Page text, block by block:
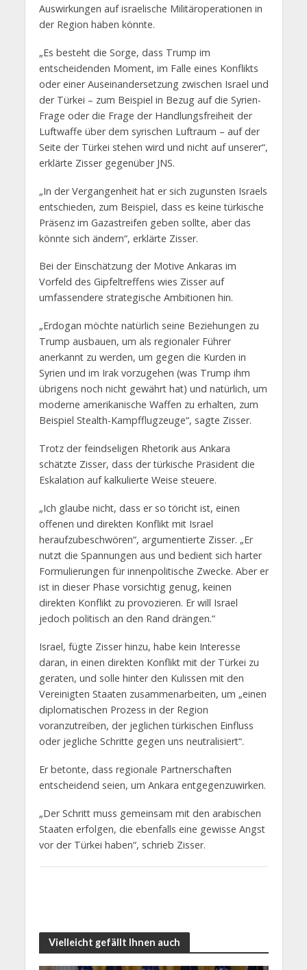
Auswirkungen auf israelische Militäroperationen in
der Region haben könnte.
„Es besteht die Sorge, dass Trump im
entscheidenden Moment, im Falle eines Konflikts
oder einer Auseinandersetzung zwischen Israel und
der Türkei – zum Beispiel in Bezug auf die Syrien-
Frage oder die Frage der Handlungsfreiheit der
Luftwaffe über dem syrischen Luftraum – auf der
Seite der Türkei stehen wird und nicht auf unserer“,
erklärte Zisser gegenüber JNS.
„In der Vergangenheit hat er sich zugunsten Israels
entschieden, zum Beispiel, dass es keine türkische
Präsenz im Gazastreifen geben sollte, aber das
könnte sich ändern“, erklärte Zisser.
Bei der Einschätzung der Motive Ankaras im
Vorfeld des Gipfeltreffens wies Zisser auf
umfassendere strategische Ambitionen hin.
„Erdogan möchte natürlich seine Beziehungen zu
Trump ausbauen, um als regionaler Führer
anerkannt zu werden, um gegen die Kurden in
Syrien und im Irak vorzugehen (was Trump ihm
übrigens noch nicht gewährt hat) und natürlich, um
moderne amerikanische Waffen zu erhalten, zum
Beispiel Stealth-Kampfflugzeuge“, sagte Zisser.
Trotz der feindseligen Rhetorik aus Ankara
schätzte Zisser, dass der türkische Präsident die
Eskalation auf kalkulierte Weise steuere.
„Ich glaube nicht, dass er so töricht ist, einen
offenen und direkten Konflikt mit Israel
heraufzubeschwören“, argumentierte Zisser. „Er
nutzt die Spannungen aus und bedient sich harter
Formulierungen für innenpolitische Zwecke. Aber er
ist in dieser Phase vorsichtig genug, keinen
direkten Konflikt zu provozieren. Er will Israel
jedoch politisch an den Rand drängen.“
Israel, fügte Zisser hinzu, habe kein Interesse
daran, in einen direkten Konflikt mit der Türkei zu
geraten, und solle hinter den Kulissen mit den
Vereinigten Staaten zusammenarbeiten, um „einen
diplomatischen Prozess in der Region
voranzutreiben, der jeglichen türkischen Einfluss
oder jegliche Schritte gegen uns neutralisiert“.
Er betonte, dass regionale Partnerschaften
entscheidend seien, um Ankara entgegenzuwirken.
„Der Schritt muss gemeinsam mit den arabischen
Staaten erfolgen, die ebenfalls eine gewisse Angst
vor der Türkei haben“, schrieb Zisser.
Vielleicht gefällt Ihnen auch